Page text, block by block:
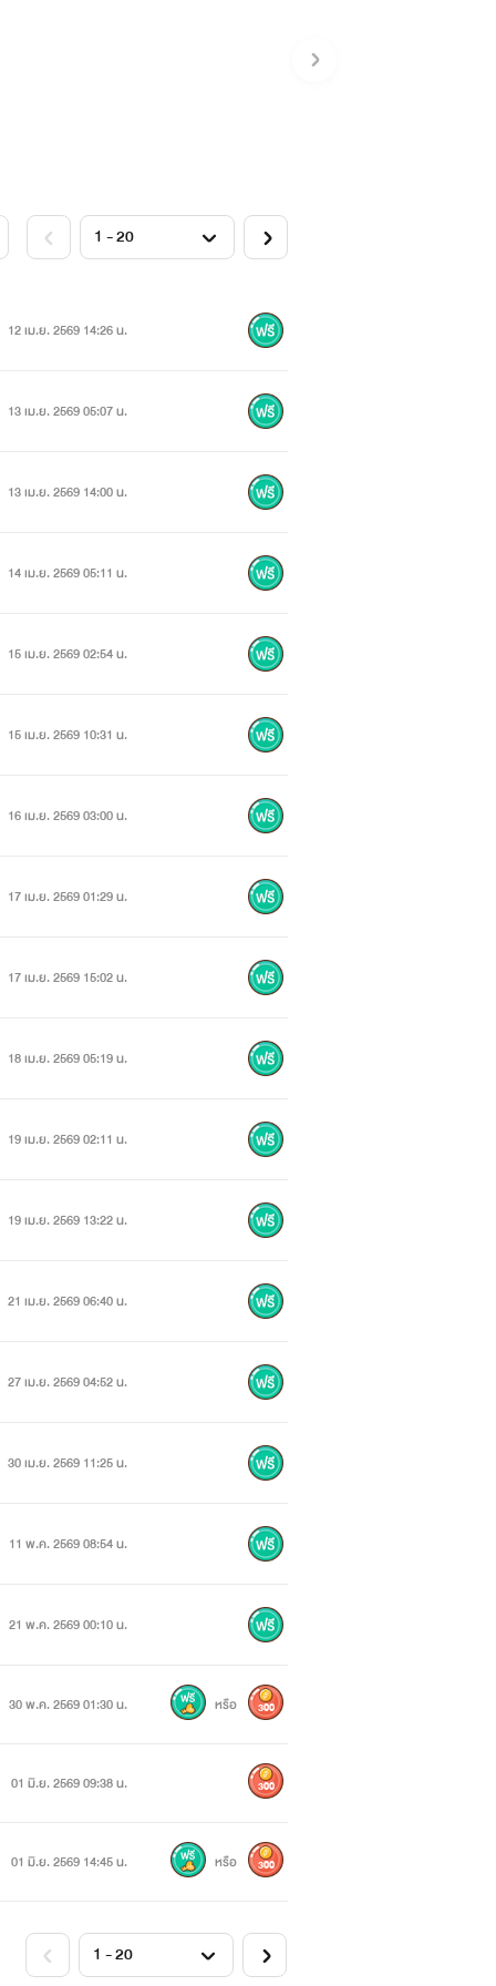
12 เม.ย. 2569 14:26 น.
13 เม.ย. 2569 05:07 น.
13 เม.ย. 2569 14:00 น.
14 เม.ย. 2569 05:11 น.
15 เม.ย. 2569 02:54 น.
15 เม.ย. 2569 10:31 น.
16 เม.ย. 2569 03:00 น.
17 เม.ย. 2569 01:29 น.
17 เม.ย. 2569 15:02 น.
18 เม.ย. 2569 05:19 น.
19 เม.ย. 2569 02:11 น.
19 เม.ย. 2569 13:22 น.
21 เม.ย. 2569 06:40 น.
27 เม.ย. 2569 04:52 น.
30 เม.ย. 2569 11:25 น.
11 พ.ค. 2569 08:54 น.
21 พ.ค. 2569 00:10 น.
30 พ.ค. 2569 01:30 น. หรือ 300
01 มิ.ย. 2569 09:38 น. 300
01 มิ.ย. 2569 14:45 น. หรือ 300